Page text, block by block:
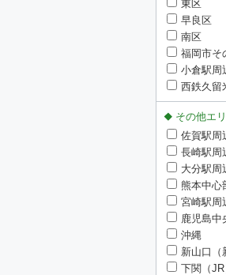
東区
早良区
南区
福岡市そ
小倉駅周
西鉄久留
その他エ
佐賀駅周
長崎駅周
大分駅周
熊本中心
宮崎駅周
鹿児島中
沖縄
新山口（
下関（JR